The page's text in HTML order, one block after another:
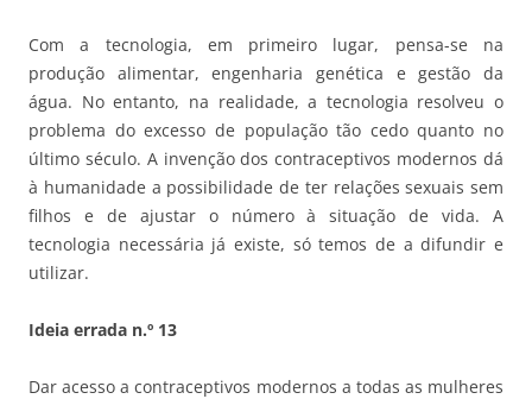
Com a tecnologia, em primeiro lugar, pensa-se na
produção alimentar, engenharia genética e gestão da
água. No entanto, na realidade, a tecnologia resolveu o
problema do excesso de população tão cedo quanto no
último século. A invenção dos contraceptivos modernos dá
à humanidade a possibilidade de ter relações sexuais sem
filhos e de ajustar o número à situação de vida. A
tecnologia necessária já existe, só temos de a difundir e
utilizar.
Ideia errada n.º 13
Dar acesso a contraceptivos modernos a todas as mulheres